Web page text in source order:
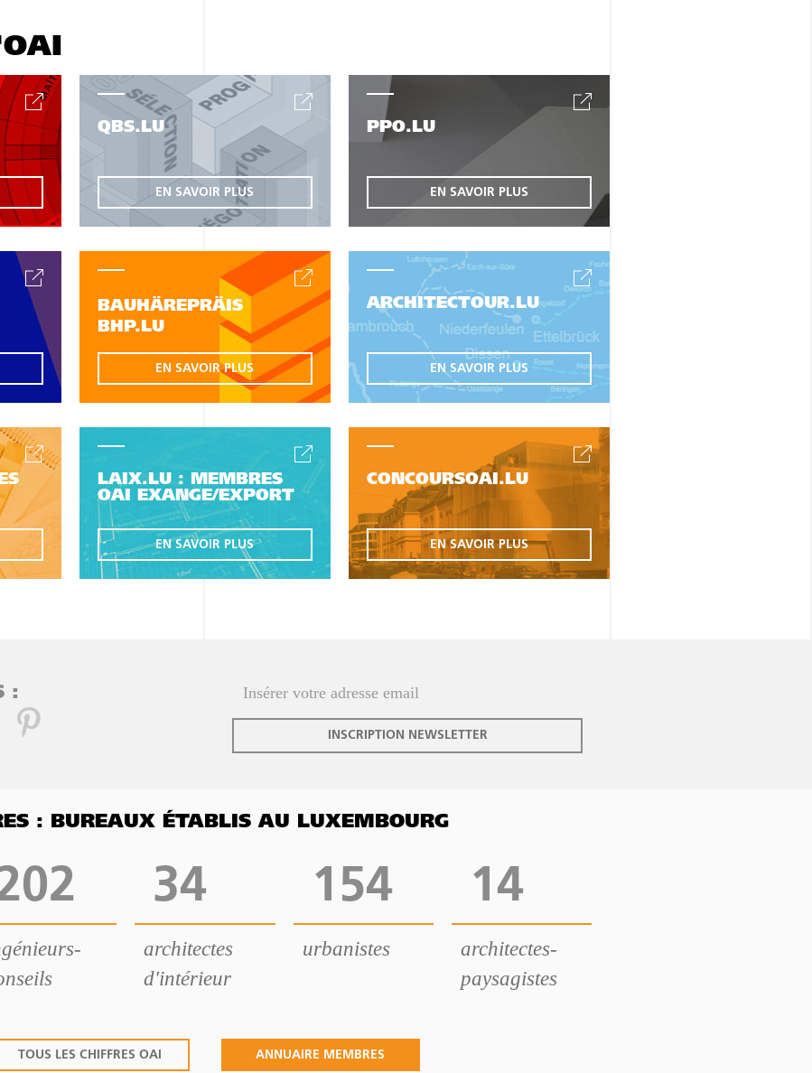
QBS.LU
EN SAVOIR PLUS
PPO.LU
EN SAVOIR PLUS
BAUHÄREPRÄIS
BHP.LU
EN SAVOIR PLUS
ARCHITECTOUR.LU
EN SAVOIR PLUS
LAIX.LU : MEMBRES
OAI EXANGE/EXPORT
EN SAVOIR PLUS
CONCOURSOAI.LU
EN SAVOIR PLUS
:
INSCRIPTION NEWSLETTER
: BUREAUX ÉTABLIS AU LUXEMBOURG
34
architectes
d'intérieur
154
urbanistes
14
architectes-
paysagistes
TOUS LES CHIFFRES OAI ANNUAIRE MEMBRES